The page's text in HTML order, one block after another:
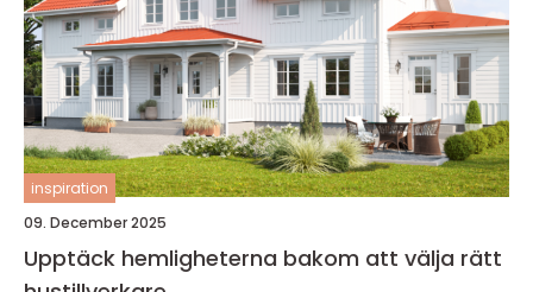
inspiration
09. December 2025
Upptäck hemligheterna bakom att välja rätt